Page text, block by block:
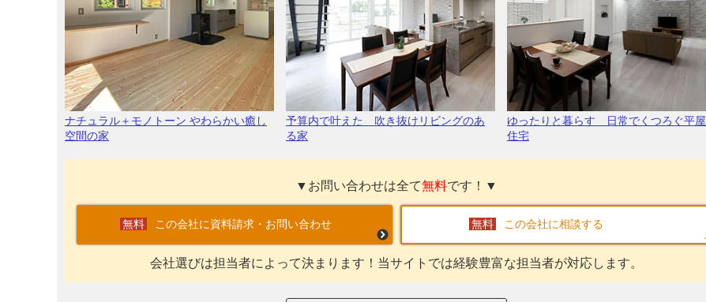
ナチュラル＋モノトーン やわらかい癒し
空間の家
予算内で叶えた 吹き抜けリビングのあ
る家
ゆったりと暮らす 日常でくつろぐ平屋
住宅
▼お問い合わせは全て無料です！▼
この会社に資料請求・お問い合わせ この会社に相談する
会社選びは担当者によって決まります！当サイトでは経験豊富な担当者が対応します。